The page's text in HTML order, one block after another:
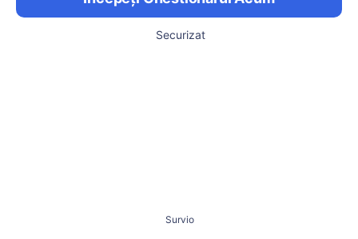
Securizat
Survio